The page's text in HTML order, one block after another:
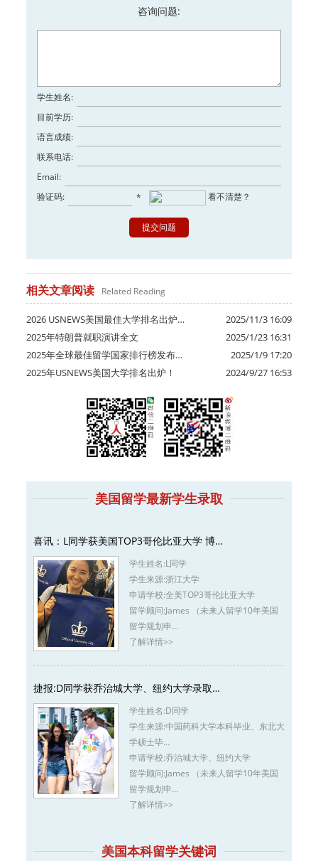
咨询问题:
学生姓名:
目前学历:
语言成绩:
联系电话:
Email:
验证码:
看不清楚？
*
相关文章阅读 Related Reading
2025/11/3 16:09
2026 USNEWS美国最佳大学排名出炉…
2025/1/23 16:31
2025年特朗普就职演讲全文
2025/1/9 17:20
2025年全球最佳留学国家排行榜发布…
2024/9/27 16:53
2025年USNEWS美国大学排名出炉！
美国留学最新学生录取
喜讯：L同学获美国TOP3哥伦比亚大学 博…
学生姓名:L同学
学生来源:浙江大学
申请学校:全美TOP3哥伦比亚大学
留学顾问:James （未来人留学10年美国
留学规划申…
了解详情>>
捷报:D同学获乔治城大学、纽约大学录取…
学生姓名:D同学
学生来源:中国药科大学本科毕业、东北大
学硕士毕…
申请学校:乔治城大学、纽约大学
留学顾问:James （未来人留学10年美国
留学规划申…
了解详情>>
美国本科留学关键词